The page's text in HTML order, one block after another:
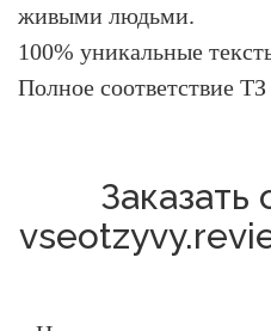
живыми людьми.
100% уникальные
Полное соответствие ТЗ
Заказать